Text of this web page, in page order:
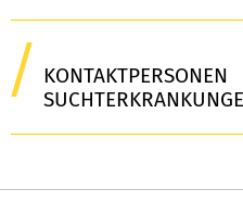
KONTAKTPERSONEN